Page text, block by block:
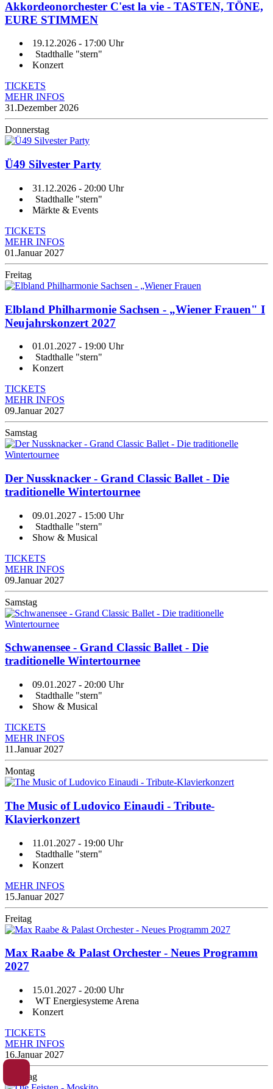
Akkordeonorchester C'est la vie - TASTEN, TÖNE,
EURE STIMMEN
19.12.2026 - 17:00 Uhr
Stadthalle "stern"
Konzert
TICKETS
MEHR INFOS
31.Dezember 2026
Donnerstag
Ü49 Silvester Party
31.12.2026 - 20:00 Uhr
Stadthalle "stern"
Märkte & Events
TICKETS
MEHR INFOS
01.Januar 2027
Freitag
Elbland Philharmonie Sachsen - „Wiener Frauen" I
Neujahrskonzert 2027
01.01.2027 - 19:00 Uhr
Stadthalle "stern"
Konzert
TICKETS
MEHR INFOS
09.Januar 2027
Samstag
Der Nussknacker - Grand Classic Ballet - Die
traditionelle Wintertournee
09.01.2027 - 15:00 Uhr
Stadthalle "stern"
Show & Musical
TICKETS
MEHR INFOS
09.Januar 2027
Samstag
Schwanensee - Grand Classic Ballet - Die
traditionelle Wintertournee
09.01.2027 - 20:00 Uhr
Stadthalle "stern"
Show & Musical
TICKETS
MEHR INFOS
11.Januar 2027
Montag
The Music of Ludovico Einaudi - Tribute-
Klavierkonzert
11.01.2027 - 19:00 Uhr
Stadthalle "stern"
Konzert
MEHR INFOS
15.Januar 2027
Freitag
Max Raabe & Palast Orchester - Neues Programm
2027
15.01.2027 - 20:00 Uhr
WT Energiesysteme Arena
Konzert
TICKETS
MEHR INFOS
16.Januar 2027
Samstag